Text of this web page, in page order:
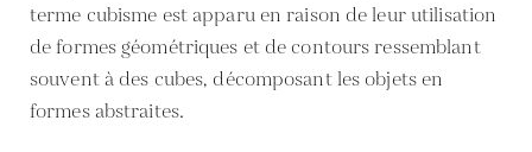
terme cubisme est apparu en raison de leur utilisation
de formes géométriques et de contours ressemblant
souvent à des cubes, décomposant les objets en
formes abstraites.